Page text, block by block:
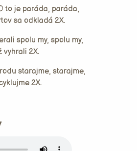
to je paráda, paráda,
sa odkladá 2X.
spolu my, spolu my,
vyhrali 2X.
starajme, starajme,
2X.